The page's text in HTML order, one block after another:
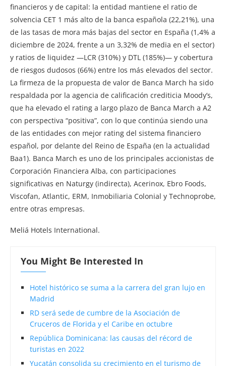
financieros y de capital: la entidad mantiene el ratio de
solvencia CET 1 más alto de la banca española (22,21%), una
de las tasas de mora más bajas del sector en España (1,4% a
diciembre de 2024, frente a un 3,32% de media en el sector)
y ratios de liquidez —LCR (310%) y DTL (185%)— y cobertura
de riesgos dudosos (66%) entre los más elevados del sector.
La firmeza de la propuesta de valor de Banca March ha sido
respaldada por la agencia de calificación crediticia Moody’s,
que ha elevado el rating a largo plazo de Banca March a A2
con perspectiva “positiva”, con lo que continúa siendo una
de las entidades con mejor rating del sistema financiero
español, por delante del Reino de España (en la actualidad
Baa1). Banca March es uno de los principales accionistas de
Corporación Financiera Alba, con participaciones
significativas en Naturgy (indirecta), Acerinox, Ebro Foods,
Viscofan, Atlantic, ERM, Inmobiliaria Colonial y Technoprobe,
entre otras empresas.
Meliá Hotels International.
You Might Be Interested In
Hotel histórico se suma a la carrera del gran lujo en
Madrid
RD será sede de cumbre de la Asociación de
Cruceros de Florida y el Caribe en octubre
República Dominicana: las causas del récord de
turistas en 2022
Yucatán consolida su crecimiento en el turismo de